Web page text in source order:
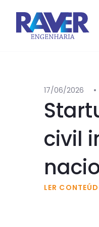
17/06/2026
civil
LER